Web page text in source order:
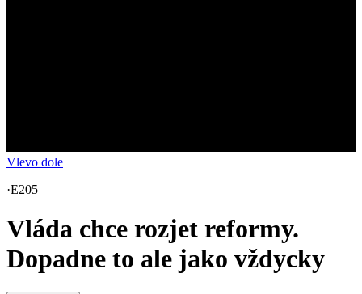
Vlevo dole
·E205
Vláda chce rozjet reformy.
Dopadne to ale jako vždycky